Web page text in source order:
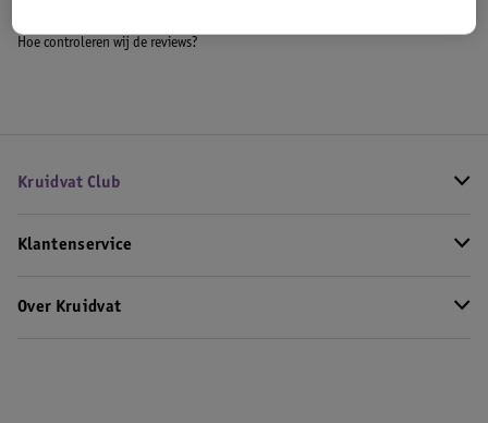
Hoe controleren wij de reviews?
Kruidvat Club
Klantenservice
Over Kruidvat